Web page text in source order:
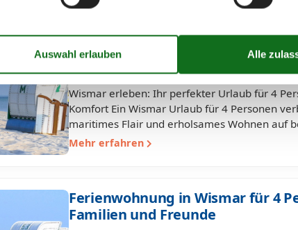
Wismar Urlaub für 4 Personen –
vielseitiger Komfort
Wismar erleben: Ihr perfekter Urlaub für 4
Komfort Ein Wismar Urlaub für 4 Personen
maritimes Flair und erholsames Wohnen auf
Mehr erfahren
Ferienwohnung in Wismar für 4
Familien und Freunde